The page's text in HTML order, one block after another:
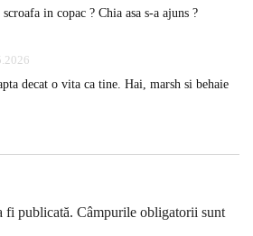
in copac ? Chia asa s-a ajuns ?
decat o vita ca tine. Hai, marsh si behaie
fi publicată. Câmpurile obligatorii sunt